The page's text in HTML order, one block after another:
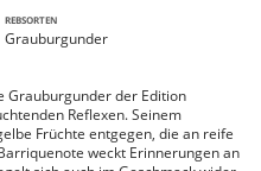
REBSORTEN
Grauburgunder
Grauburgunder der Edition
Reflexen. Seinem
Früchte entgegen, die an reife
weckt Erinnerungen an